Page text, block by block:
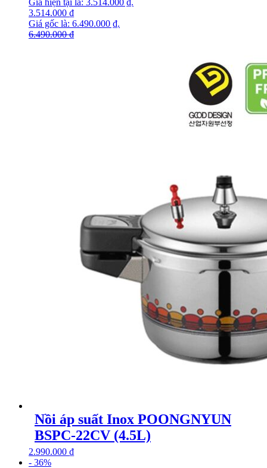
6.490.000₫
Giá gốc là: 6.490.000 ₫.
3.514.000 ₫
Giá hiện tại là: 3.514.000 ₫.
Nồi áp suất Inox POONGNYUN
BSPC-22CV (4.5L)
2.990.000 ₫
- 36%